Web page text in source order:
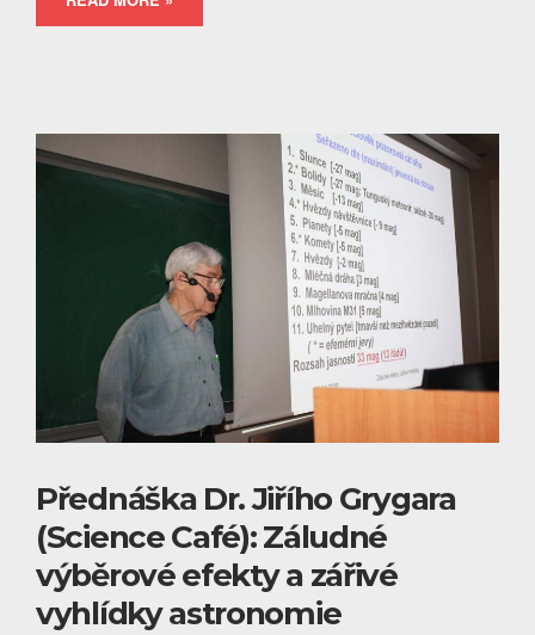
Přednáška Dr. Jiřího Grygara
(Science Café): Záludné
výběrové efekty a zářivé
vyhlídky astronomie